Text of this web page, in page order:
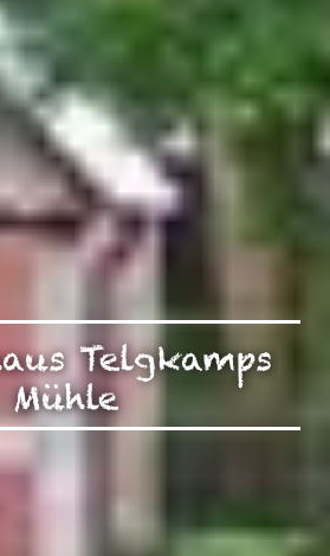
Telgkamps
Mühle